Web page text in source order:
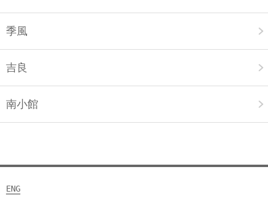
季風
吉良
南小館
ENG